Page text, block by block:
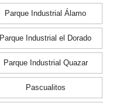
Parque Industrial Álamo
Parque Industrial el Dorado
Parque Industrial Quazar
Pascualitos